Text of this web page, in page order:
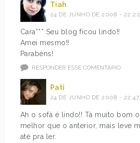
Tiah
24 DE JUNHO DE 2008 - 22:22
Cara*** Seu blog ficou lindo!!
Amei mesmo!!
Parabéns!
RESPONDER ESSE COMENTÁRIO
Pati
24 DE JUNHO DE 2008 - 22:47
Ah o sofá é lindo!! Tá muito bom o
melhor que o anterior, mais leve
até pra ler.